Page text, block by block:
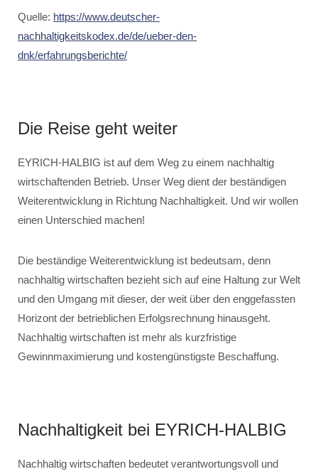
Quelle: https://www.deutscher-
nachhaltigkeitskodex.de/de/ueber-den-
dnk/erfahrungsberichte/
Die Reise geht weiter
EYRICH-HALBIG ist auf dem Weg zu einem nachhaltig
wirtschaftenden Betrieb. Unser Weg dient der beständigen
Weiterentwicklung in Richtung Nachhaltigkeit. Und wir wollen
einen Unterschied machen!
Die beständige Weiterentwicklung ist bedeutsam, denn
nachhaltig wirtschaften bezieht sich auf eine Haltung zur Welt
und den Umgang mit dieser, der weit über den enggefassten
Horizont der betrieblichen Erfolgsrechnung hinausgeht.
Nachhaltig wirtschaften ist mehr als kurzfristige
Gewinnmaximierung und kostengünstigste Beschaffung.
Nachhaltigkeit bei EYRICH-HALBIG
Nachhaltig wirtschaften bedeutet verantwortungsvoll und